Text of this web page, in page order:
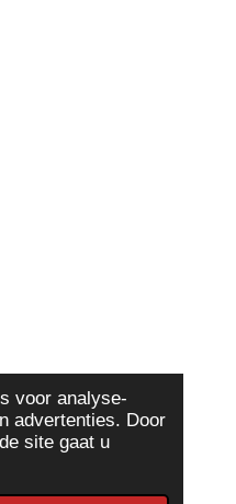
voor analyse-
advertenties. Door
site gaat u